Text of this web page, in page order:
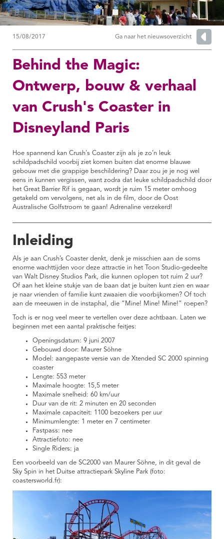
15/08/2017 Ga naar het nieuwsoverzicht
Behind the Magic:
Ontwerp, bouw & verhaal
van Crush's Coaster in
Disneyland Paris
Hoe spannend kan Crush's Coaster zijn als je zo’n leuk
schildpadschild voorbij ziet komen buiten dat enorme blauwe
gebouw met die grappige beschildering? Daar zou je je nog wel
eens in kunnen vergissen, want zodra dat leuke schildpadschild door
het Great Barrier Rif is gegaan, wordt je ruim 15 meter omhoog
getakeld om vervolgens, net als in de film, door de Oost
Australische Golfstroom te gaan! Adrenaline verzekerd!
Inleiding
Als je aan Crush’s Coaster denkt, denk je misschien aan de soms
enorme wachttijden voor deze attractie in het Toon Studio-gedeelte
van Walt Disney Studios Park, die kunnen oplopen tot ruim 2 uur?
Of aan het kleine stukje van de baan dat je buiten kunt zien en waar
je naar vrienden of familie kunt zwaaien die voorbijkomen? Of toch
aan de meeuwen in de instaphal, die “Mine! Mine! Mine!” roepen?
Toch is er nog veel meer te vertellen over deze achtbaan. Laten we
beginnen met een aantal praktische feitjes:
Openingsdatum: 9 juni 2007
Gebouwd door: Maurer Söhne
Model: aangepaste versie van de Xtended SC 2000 spinning
coaster
Lengte: 553 meter
Maximale hoogte: 15,5 meter
Maximale snelheid: 60 km/uur
Duur van de rit: 2 minuten en 20 seconden
Maximale capaciteit: 1100 bezoekers per uur
Minimumlengte: 1 meter en 7 centimeter
Fastpass: nee
Attractiefoto: nee
Single Riders: ja
Een voorbeeld van de SC2000 van Maurer Söhne, in dit geval de
Sky Spin in het Duitse attractiepark Skyline Park (foto:
coastersworld.fr):